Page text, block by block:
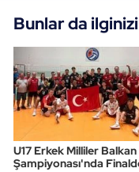
Bunlar da
U17 Erkek Milliler Balkan
Şampiyonası'nda